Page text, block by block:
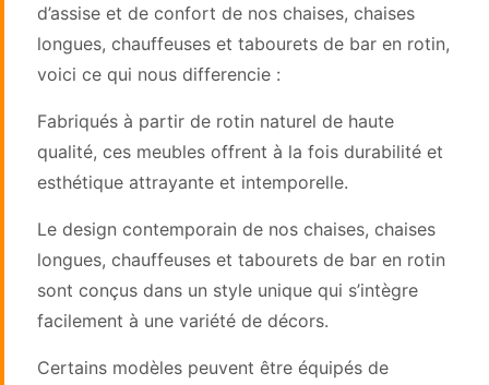
d’assise et de confort de nos chaises, chaises
longues, chauffeuses et tabourets de bar en rotin,
voici ce qui nous differencie :
Fabriqués à partir de rotin naturel de haute
qualité, ces meubles offrent à la fois durabilité et
esthétique attrayante et intemporelle.
Le design contemporain de nos chaises, chaises
longues, chauffeuses et tabourets de bar en rotin
sont conçus dans un style unique qui s’intègre
facilement à une variété de décors.
Certains modèles peuvent être équipés de